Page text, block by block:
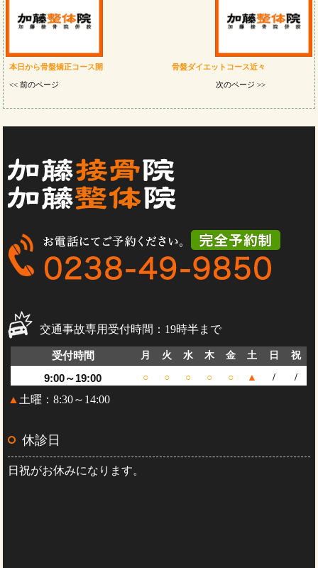
本日から骨盤矯正コース開
<< 前のページ
骨盤ダイエットコース近々
次のページ >>
交通事故専用受付時間：19時半まで
受付時間 月 火 水 木 金 土 日 祝
9:00～19:00 ○ ○ ○ ○ ○ ▲ / /
▲ 土曜：8:30～14:00
休診日
日祝がお休みになります。